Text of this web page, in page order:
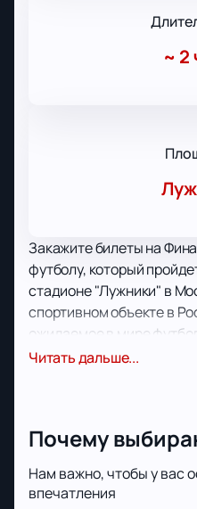
~ 2
Закажите билеты на
футболу, который
стадионе "Лужники" в
спортивном объекте в
ожидаемое в мире
болельщиков со всей
отличную возможность
центральной арене
определена лучшая
Читать дальше...
Почему
Нам важно, чтобы у вас
впечатления